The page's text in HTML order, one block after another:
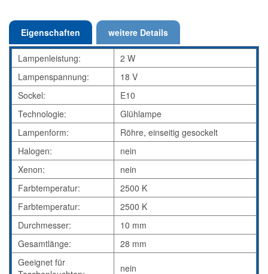
Eigenschaften weitere Details
Lampenleistung:
2 W
Lampenspannung:
18 V
Sockel:
E10
Technologie:
Glühlampe
Lampenform:
Röhre, einseitig gesockelt
Halogen:
nein
Xenon:
nein
Farbtemperatur:
2500 K
Farbtemperatur:
2500 K
Durchmesser:
10 mm
Gesamtlänge:
28 mm
Geeignet für
nein